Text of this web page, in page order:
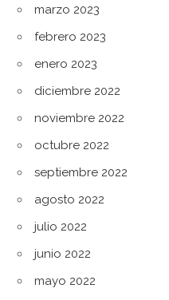
marzo 2023
febrero 2023
enero 2023
diciembre 2022
noviembre 2022
octubre 2022
septiembre 2022
agosto 2022
julio 2022
junio 2022
mayo 2022